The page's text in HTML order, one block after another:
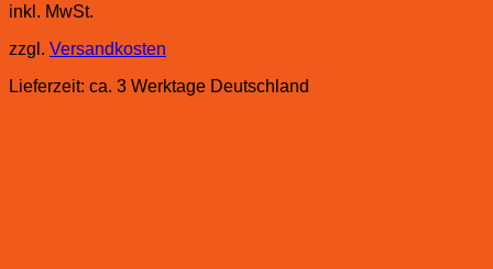
inkl. MwSt.
zzgl. Versandkosten
Lieferzeit: ca. 3 Werktage Deutschland